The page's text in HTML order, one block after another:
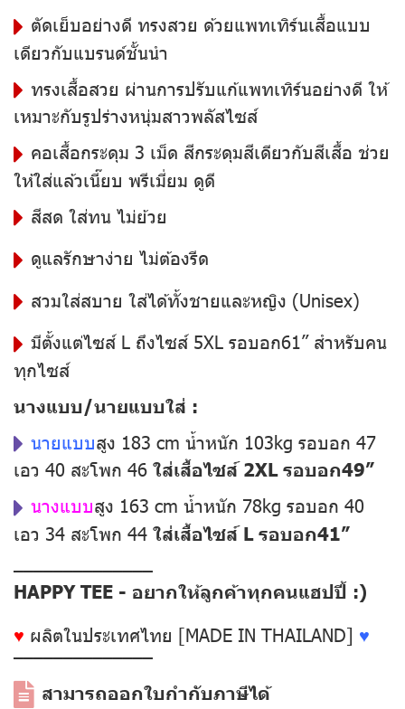
ตัดเย็บอย่างดี ทรงสวย ด้วยแพทเทิร์นเสื้อแบบ
เดียวกับแบรนด์ชั้นนำ
ทรงเสื้อสวย ผ่านการปรับแก้แพทเทิร์นอย่างดี ให้
เหมาะกับรูปร่างหนุ่มสาวพลัสไซส์
คอเสื้อกระดุม 3 เม็ด สีกระดุมสีเดียวกับสีเสื้อ ช่วย
ให้ใส่แล้วเนี๊ยบ พรีเมี่ยม ดูดี
สีสด ใส่ทน ไม่ย้วย
ดูแลรักษาง่าย ไม่ต้องรีด
สวมใส่สบาย ใส่ได้ทั้งชายและหญิง (Unisex)
มีตั้งแต่ไซส์ L ถึงไซส์ 5XL รอบอก61” สำหรับคน
ทุกไซส์
นางแบบ/นายแบบใส่ :
นายแบบสูง 183 cm น้ำหนัก 103kg รอบอก 47
เอว 40 สะโพก 46 ใส่เสื้อไซส์ 2XL รอบอก49”
นางแบบสูง 163 cm น้ำหนัก 78kg รอบอก 40
เอว 34 สะโพก 44 ใส่เสื้อไซส์ L รอบอก41”
––––––––––––––
HAPPY TEE - อยากให้ลูกค้าทุกคนแฮปปี้ :)
♥ ผลิตในประเทศไทย [MADE IN THAILAND] ♥
––––––––––––––
สามารถออกใบกำกับภาษีได้